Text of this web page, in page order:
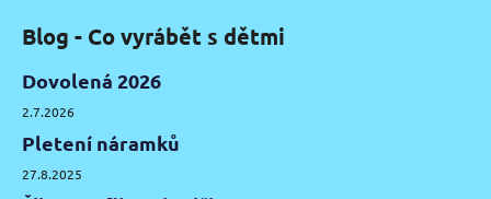
Blog - Co vyrábět s dětmi
Dovolená 2026
2.7.2026
Pletení náramků
27.8.2025